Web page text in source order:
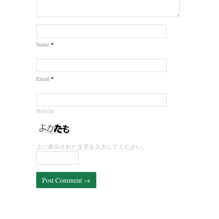
Name *
Email *
Website
上に表示された文字を入力してください。